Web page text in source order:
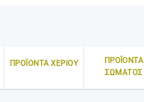
ΠΡΟΪΟΝΤΑ ΧΕΡΙΟΥ
ΠΡΟΪΟΝΤΑ
ΣΩΜΑΤΟΣ